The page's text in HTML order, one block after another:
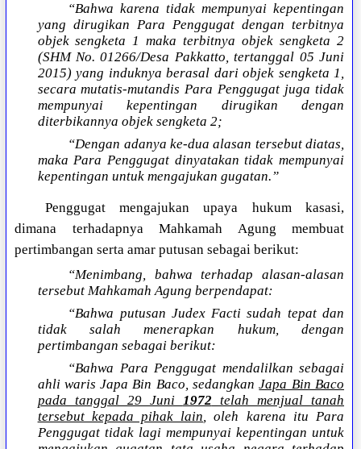
“Bahwa karena tidak mempunyai kepentingan
yang dirugikan Para Penggugat dengan terbitnya
objek sengketa 1 maka terbitnya objek sengketa 2
(SHM No. 01266/Desa Pakkatto, tertanggal 05 Juni
2015) yang induknya berasal dari objek sengketa 1,
secara mutatis-mutandis Para Penggugat juga tidak
mempunyai kepentingan dirugikan dengan
diterbikannya objek sengketa 2;
“Dengan adanya ke-dua alasan tersebut diatas,
maka Para Penggugat dinyatakan tidak mempunyai
kepentingan untuk mengajukan gugatan.”
Penggugat mengajukan upaya hukum kasasi,
dimana terhadapnya Mahkamah Agung membuat
pertimbangan serta amar putusan sebagai berikut:
“Menimbang, bahwa terhadap alasan-alasan
tersebut Mahkamah Agung berpendapat:
“Bahwa putusan Judex Facti sudah tepat dan
tidak salah menerapkan hukum, dengan
pertimbangan sebagai berikut:
“Bahwa Para Penggugat mendalilkan sebagai
ahli waris Japa Bin Baco, sedangkanJapa Bin Baco
pada tanggal 29 Juni 1972 telah menjual tanah
tersebut kepada pihak lain, oleh karena itu Para
Penggugat tidak lagi mempunyai kepentingan untuk